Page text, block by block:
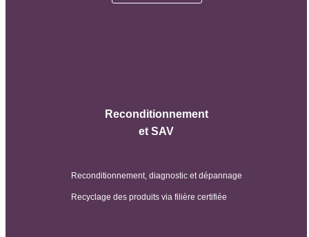
Reconditionnement
et SAV
Reconditionnement, diagnostic et dépannage
Recyclage des produits via filière certifiée